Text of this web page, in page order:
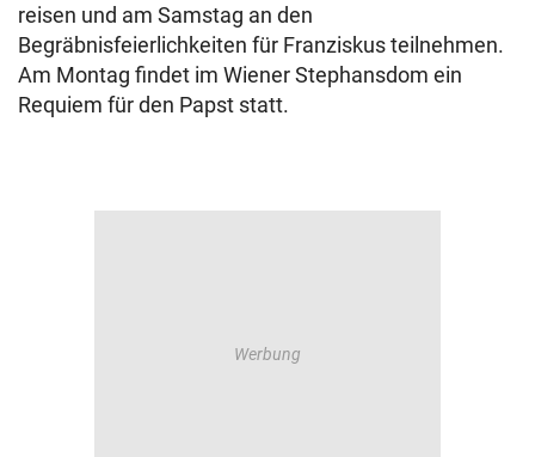
reisen und am Samstag an den
Begräbnisfeierlichkeiten für Franziskus teilnehmen.
Am Montag findet im Wiener Stephansdom ein
Requiem für den Papst statt.